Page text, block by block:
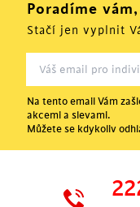
Poradíme
Stačí jen vyplnit
Na tento email Vám
akcemi a slevami.
Můžete se kdykoliv